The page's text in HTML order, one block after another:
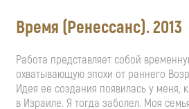
Время (Ренессанс). 2013
Работа представляет собой
охватывающую эпохи от раннего
Идея ее создания появилась у меня,
в Израиле. Я тогда заболел. Моя